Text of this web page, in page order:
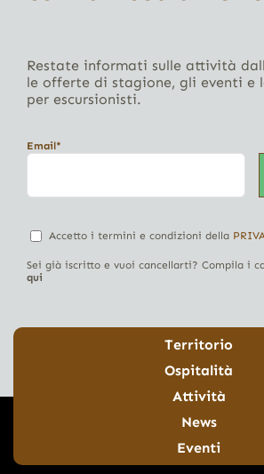
Restate informati sulle attività
le offerte di stagione, gli eventi e
per escursionisti.
Email*
Accetto i termini e condizioni della
Sei già iscritto e vuoi cancellarti? Compila i
qui
Territorio
Ospitalità
Attività
News
Eventi